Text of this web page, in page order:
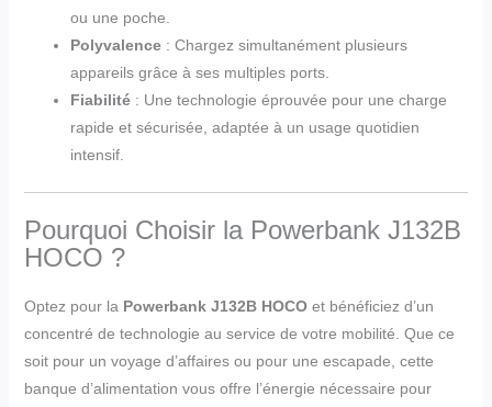
ou une poche.
Polyvalence: Chargez simultanément plusieurs
appareils grâce à ses multiples ports.
Fiabilité: Une technologie éprouvée pour une charge
rapide et sécurisée, adaptée à un usage quotidien
intensif.
Pourquoi Choisir la Powerbank J132B
HOCO ?
Optez pour la Powerbank J132B HOCOet bénéficiez d’un
concentré de technologie au service de votre mobilité. Que ce
soit pour un voyage d’affaires ou pour une escapade, cette
banque d’alimentation vous offre l’énergie nécessaire pour